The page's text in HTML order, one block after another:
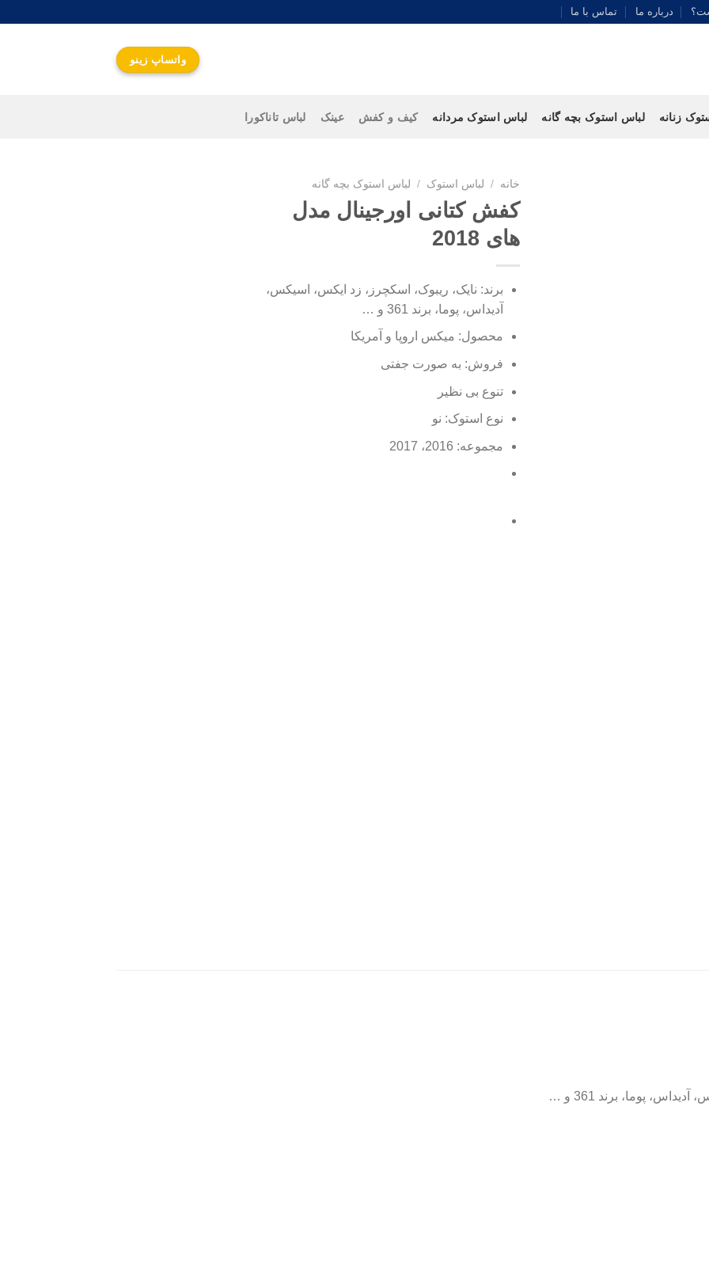
درباره ما تماس با ما
واتساپ زینو
زنانه لباس استوک بچه گانه لباس استوک مردانه کیف و کفش عینک لباس تاناکورا
خانه / لباس استوک / لباس استوک بچه گانه
کفش کتانی اورجینال مدل
های 2018
برند: نایک، ریبوک، اسکچرز، زد ایکس، اسیکس،
آدیداس، پوما، برند 361 و …
محصول: میکس اروپا و آمریکا
فروش: به صورت جفتی
تنوع بی نظیر
نوع استوک: نو
مجموعه: 2016، 2017
پوما، برند 361 و …